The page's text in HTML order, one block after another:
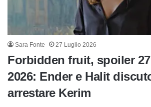
Sara Fonte 27 Luglio 2026
Forbidden fruit, spoiler
2026: Ender e Halit
arrestare Kerim